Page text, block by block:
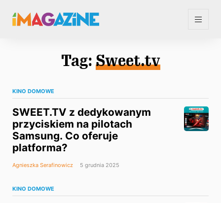
Tag: Sweet.tv
KINO DOMOWE
SWEET.TV z dedykowanym
przyciskiem na pilotach
Samsung. Co oferuje
platforma?
Agnieszka Serafinowicz 5 grudnia 2025
KINO DOMOWE